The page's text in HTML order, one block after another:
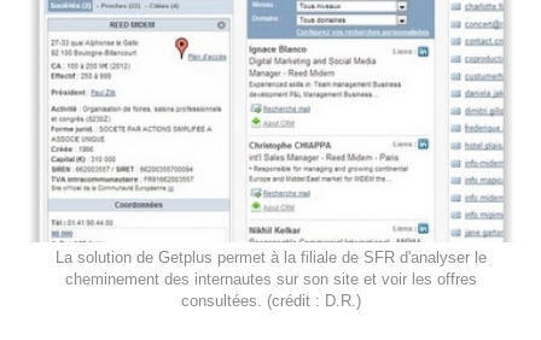
La solution de Getplus permet à la filiale de SFR d'analyser le
cheminement des internautes sur son site et voir les offres
consultées. (crédit : D.R.)